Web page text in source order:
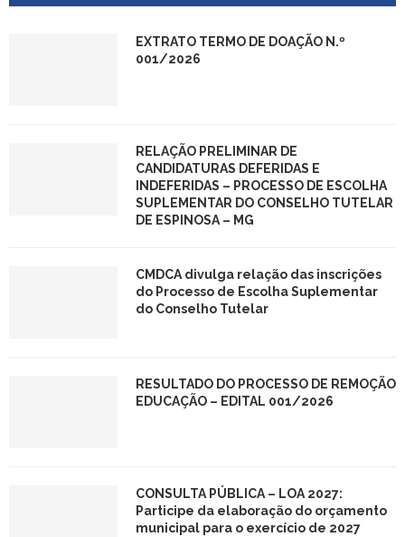
EXTRATO TERMO DE DOAÇÃO N.º
001/2026
RELAÇÃO PRELIMINAR DE
CANDIDATURAS DEFERIDAS E
INDEFERIDAS – PROCESSO DE ESCOLHA
SUPLEMENTAR DO CONSELHO TUTELAR
DE ESPINOSA – MG
CMDCA divulga relação das inscrições
do Processo de Escolha Suplementar
do Conselho Tutelar
RESULTADO DO PROCESSO DE REMOÇÃO
EDUCAÇÃO – EDITAL 001/2026
CONSULTA PÚBLICA – LOA 2027:
Participe da elaboração do orçamento
municipal para o exercício de 2027